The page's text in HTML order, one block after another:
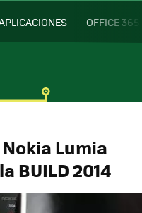
OFFICE 365
Lumia
BUILD 2014